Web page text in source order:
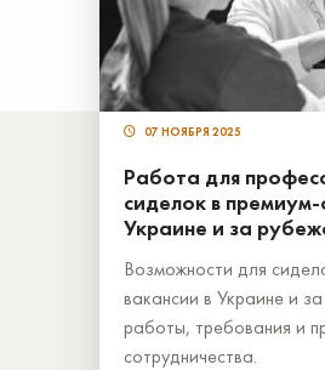
07 НОЯБРЯ 2025
Работа для
сиделок в премиум-
Украине и за
Возможности для
вакансии в Украине и
работы, требования и
сотрудничества.